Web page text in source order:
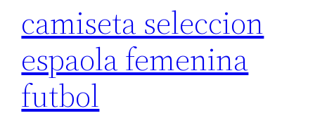
camiseta seleccion
espaola femenina
futbol